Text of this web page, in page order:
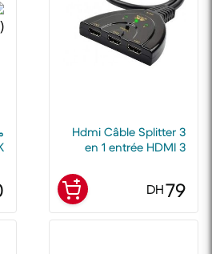
Hdmi Câble Splitter 3
en 1 entrée HDMI 3
79
DH